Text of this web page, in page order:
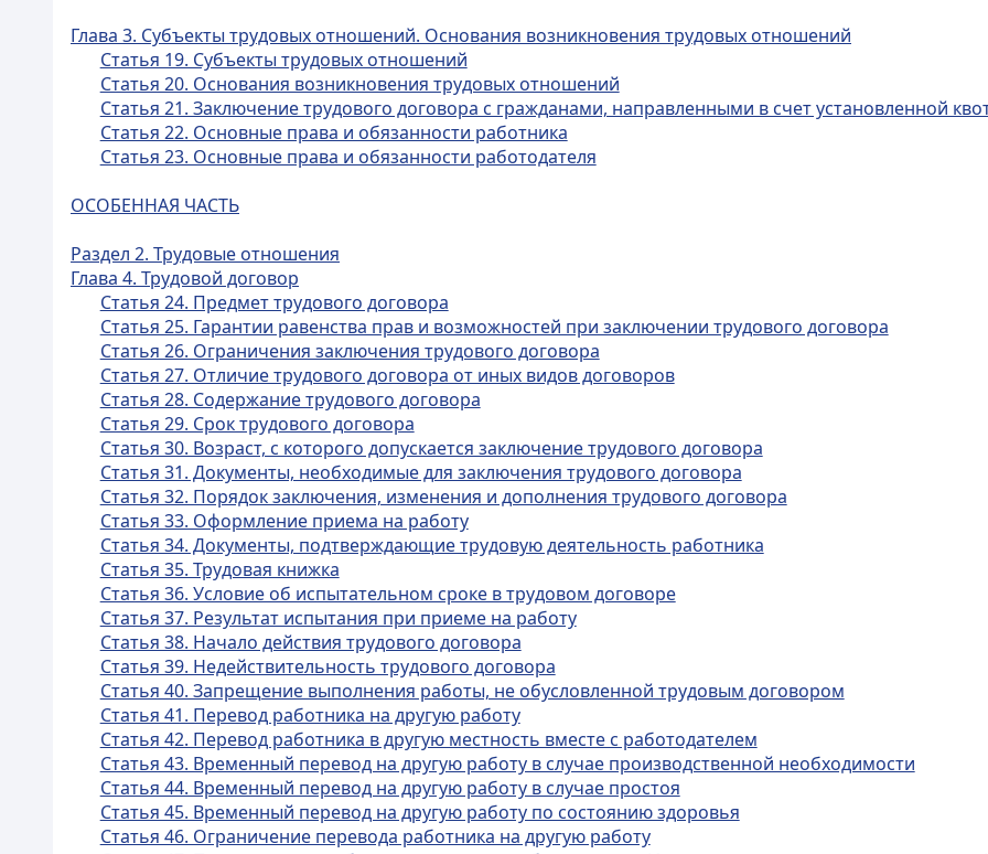
Глава 3. Субъекты трудовых отношений. Основания возникновения трудовых отношений
Статья 19. Субъекты трудовых отношений
Статья 20. Основания возникновения трудовых отношений
Статья 21. Заключение трудового договора с гражданами, направленными в счет установленной
Статья 22. Основные права и обязанности работника
Статья 23. Основные права и обязанности работодателя
ОСОБЕННАЯ ЧАСТЬ
Раздел 2. Трудовые отношения
Глава 4. Трудовой договор
Статья 24. Предмет трудового договора
Статья 25. Гарантии равенства прав и возможностей при заключении трудового договора
Статья 26. Ограничения заключения трудового договора
Статья 27. Отличие трудового договора от иных видов договоров
Статья 28. Содержание трудового договора
Статья 29. Срок трудового договора
Статья 30. Возраст, с которого допускается заключение трудового договора
Статья 31. Документы, необходимые для заключения трудового договора
Статья 32. Порядок заключения, изменения и дополнения трудового договора
Статья 33. Оформление приема на работу
Статья 34. Документы, подтверждающие трудовую деятельность работника
Статья 35. Трудовая книжка
Статья 36. Условие об испытательном сроке в трудовом договоре
Статья 37. Результат испытания при приеме на работу
Статья 38. Начало действия трудового договора
Статья 39. Недействительность трудового договора
Статья 40. Запрещение выполнения работы, не обусловленной трудовым договором
Статья 41. Перевод работника на другую работу
Статья 42. Перевод работника в другую местность вместе с работодателем
Статья 43. Временный перевод на другую работу в случае производственной необходимости
Статья 44. Временный перевод на другую работу в случае простоя
Статья 45. Временный перевод на другую работу по состоянию здоровья
Статья 46. Ограничение перевода работника на другую работу